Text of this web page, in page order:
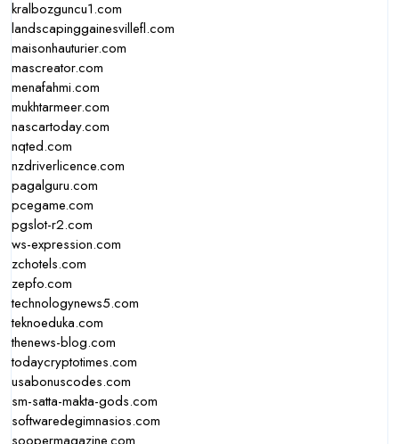
kralbozguncu1.com
landscapinggainesvillefl.com
maisonhauturier.com
mascreator.com
menafahmi.com
mukhtarmeer.com
nascartoday.com
nqted.com
nzdriverlicence.com
pagalguru.com
pcegame.com
pgslot-r2.com
ws-expression.com
zchotels.com
zepfo.com
technologynews5.com
teknoeduka.com
thenews-blog.com
todaycryptotimes.com
usabonuscodes.com
sm-satta-makta-gods.com
softwaredegimnasios.com